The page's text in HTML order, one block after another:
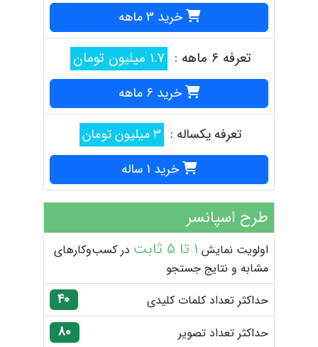
خرید 3 ماهه
تعرفه 6 ماهه : 1.7 میلیون تومان
خرید 6 ماهه
تعرفه یکساله : 3 میلیون تومان
خرید 1 ساله
طرح اسپانسر
اولویت نمایش 1 تا 5 ثابت
در کسب‌وکارهای
مشابه و نتایج جستجو
حداکثر تعداد کلمات کلیدی
40
حداکثر تعداد تصویر 80